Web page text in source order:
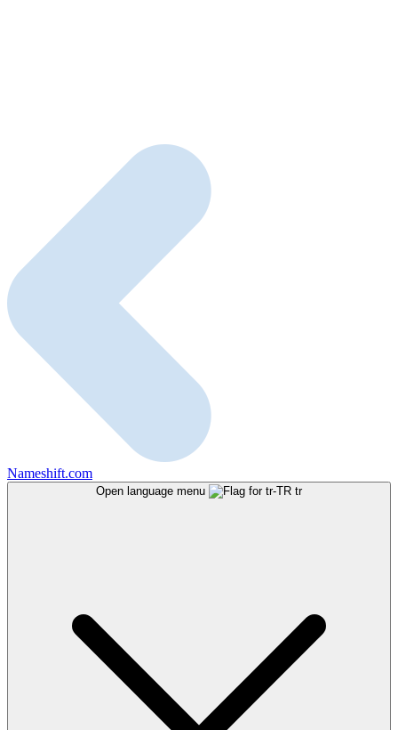
Nameshift.com
Open language menu tr